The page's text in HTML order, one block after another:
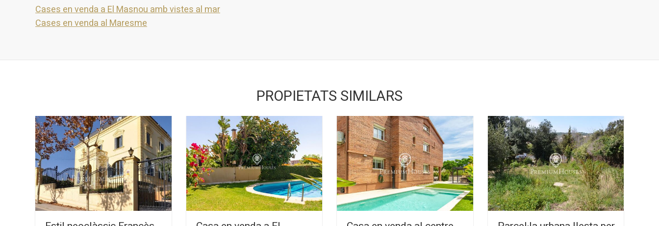
Cases en venda a El Masnou amb vistes al mar
Cases en venda al Maresme
PROPIETATS SIMILARS